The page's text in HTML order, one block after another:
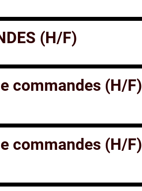
(H/F)
commandes (H/F)
commandes (H/F)